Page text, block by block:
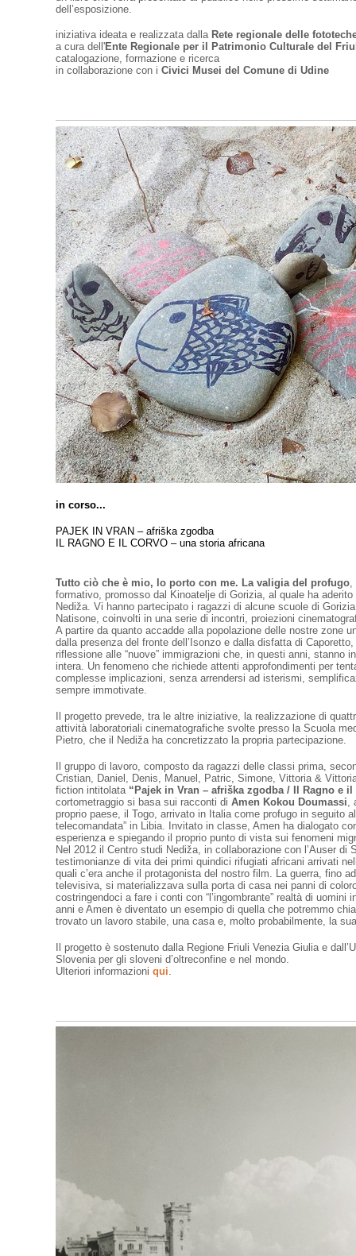
dell’esposizione.
iniziativa ideata e realizzata dalla Rete regionale delle
a cura dell'Ente Regionale per il Patrimonio Culturale del
catalogazione, formazione e ricerca
in collaborazione con i Civici Musei del Comune di Udine
in corso...
PAJEK IN VRAN – afriška zgodba
IL RAGNO E IL CORVO – una storia africana
Tutto ciò che è mio, lo porto con me. La valigia del profugo,
formativo, promosso dal Kinoatelje di Gorizia, al quale ha
Nediža. Vi hanno partecipato i ragazzi di alcune scuole di
Natisone, coinvolti in una serie di incontri, proiezioni
A partire da quanto accadde alla popolazione delle nostre zone
dalla presenza del fronte dell’Isonzo e dalla disfatta di
riflessione alle “nuove” immigrazioni che, in questi anni, stanno
intera. Un fenomeno che richiede attenti approfondimenti per
complesse implicazioni, senza arrendersi ad isterismi,
sempre immotivate.
Il progetto prevede, tra le altre iniziative, la realizzazione di
attività laboratoriali cinematografiche svolte presso la Scuola
Pietro, che il Nediža ha concretizzato la propria partecipazione.
Il gruppo di lavoro, composto da ragazzi delle classi prima,
Cristian, Daniel, Denis, Manuel, Patric, Simone, Vittoria &
fiction intitolata “Pajek in Vran – afriška zgodba / Il Ragno e
cortometraggio si basa sui racconti di Amen Kokou Doumassi,
proprio paese, il Togo, arrivato in Italia come profugo in seguito
telecomandata” in Libia. Invitato in classe, Amen ha dialogato
esperienza e spiegando il proprio punto di vista sui fenomeni
Nel 2012 il Centro studi Nediža, in collaborazione con l’Auser di
testimonianze di vita dei primi quindici rifugiati africani arrivati
quali c’era anche il protagonista del nostro film. La guerra, fino
televisiva, si materializzava sulla porta di casa nei panni di
costringendoci a fare i conti con “l’ingombrante” realtà di
anni e Amen è diventato un esempio di quella che potremmo
trovato un lavoro stabile, una casa e, molto probabilmente, la
Il progetto è sostenuto dalla Regione Friuli Venezia Giulia e
Slovenia per gli sloveni d’oltreconfine e nel mondo.
Ulteriori informazioni qui.